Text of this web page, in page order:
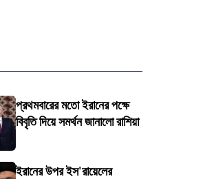
প্রথমবারের মতো ইরানের পক্ষে
বিবৃতি দিয়ে সমর্থন জানালো রাশিয়া
ইরানের উপর ইস'রায়েলের